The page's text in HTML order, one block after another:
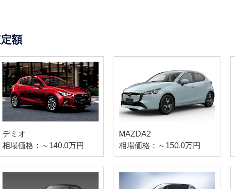
額
デミオ
相場価格：～140.0万円
MAZDA2
相場価格：～150.0万円